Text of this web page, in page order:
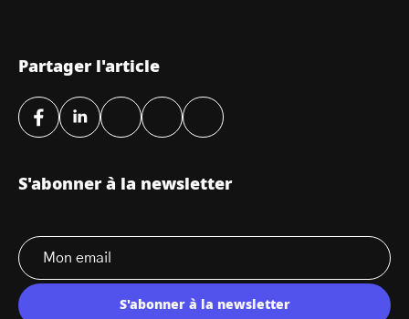
Partager l'article
S'abonner à la newsletter
S'abonner à la newsletter